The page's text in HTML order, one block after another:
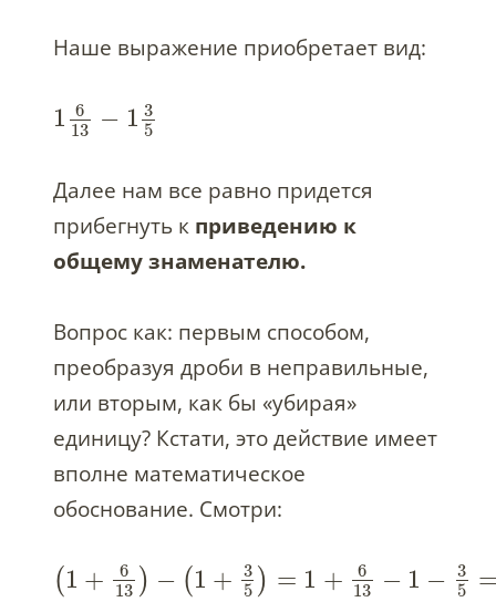
Наше выражение приобретает вид:
1 6
13 − 1 3
5
Далее нам все равно придется
прибегнуть к приведению к
общему знаменателю.
Вопрос как: первым способом,
преобразуя дроби в неправильные,
или вторым, как бы «убирая»
единицу? Кстати, это действие имеет
вполне математическое
обоснование. Смотри:
(1 +
6
13 ) − (1 + 3
5 ) = 1 +
6
13
− 1 − 3
5